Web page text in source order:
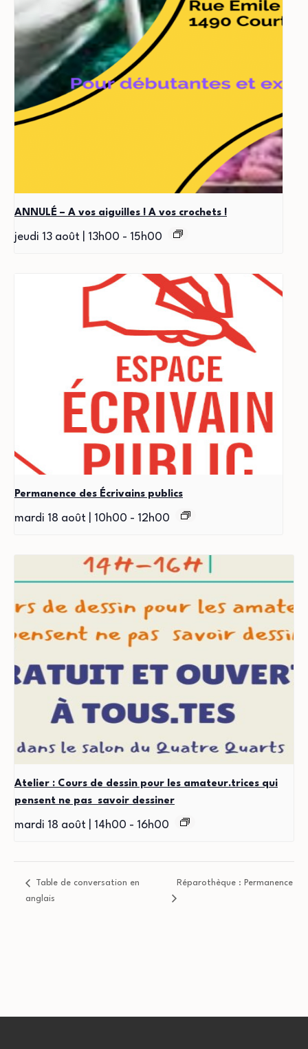
ANNULÉ – A vos aiguilles ! A vos crochets !
jeudi 13 août | 13h00 - 15h00
Permanence des Écrivains publics
mardi 18 août | 10h00 - 12h00
Atelier : Cours de dessin pour les amateur.trices qui
pensent ne pas savoir dessiner
mardi 18 août | 14h00 - 16h00
Table de conversation en
anglais
Réparothèque : Permanence